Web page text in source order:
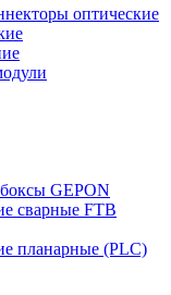
оптические
GEPON
сварные FTB
планарные (PLC)